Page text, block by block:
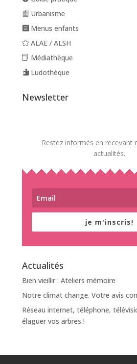
Urbanisme
Menus enfants
ALAE / ALSH
Médiathèque
Ludothèque
Newsletter
Restez informés en recevant
actualités.
je m'inscris!
Actualités
Bien vieillir : Ateliers mémoire
Notre climat change. Votre avis
Réseau internet, téléphone,
élaguer vos arbres !